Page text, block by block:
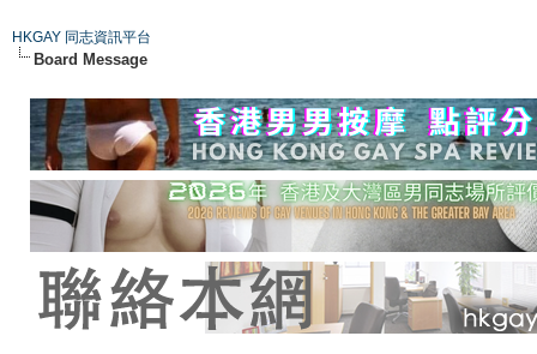
HKGAY 同志資訊平台
Board Message